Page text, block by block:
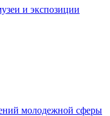
и экспозиции
молодежной сферы